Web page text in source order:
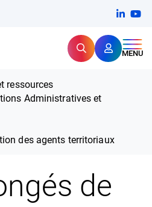
RechercherMENU
et proximité pour
ressources
Administratives et
des agents territoriaux
de